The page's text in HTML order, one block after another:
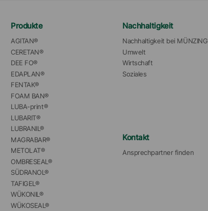
Produkte
AGITAN®
CERETAN®
DEE FO®
EDAPLAN®
FENTAK®
FOAM BAN®
LUBA-print®
LUBARIT®
LUBRANIL®
MAGRABAR®
METOLAT®
OMBRESEAL®
SÜDRANOL®
TAFIGEL®
WÜKONIL®
WÜKOSEAL®
Nachhaltigkeit
Nachhaltigkeit bei MÜNZING
Umwelt
Wirtschaft
Soziales
Kontakt
Ansprechpartner finden